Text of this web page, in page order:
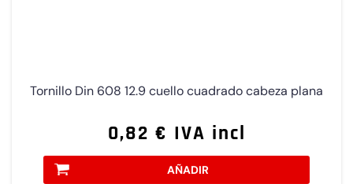
Tornillo Din 608 12.9 cuello cuadrado cabeza plana
0,82 € IVA incl
AÑADIR